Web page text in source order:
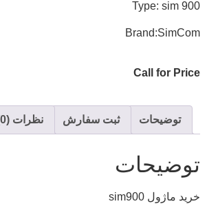
Type: sim 900
Brand:SimCom
Call for Price
توضیحات ثبت سفارش نظرات (0)
توضیحات
خريد ماژول sim900